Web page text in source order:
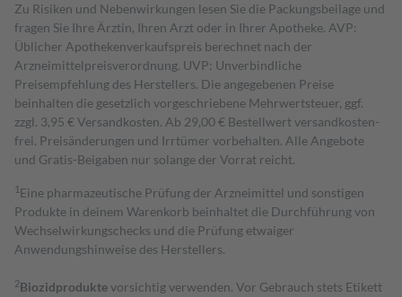
Zu Risiken und Nebenwirkungen lesen Sie die Packungsbeilage und
fragen Sie Ihre Ärztin, Ihren Arzt oder in Ihrer Apotheke. AVP:
Üblicher Apothekenverkaufspreis berechnet nach der
Arzneimittelpreisverordnung. UVP: Unverbindliche
Preisempfehlung des Herstellers. Die angegebenen Preise
beinhalten die gesetzlich vorgeschriebene Mehrwertsteuer, ggf.
zzgl. 3,95 € Versandkosten. Ab 29,00 € Bestell­wert versand­kosten­
frei. Preisänderungen und Irrtümer vorbehalten. Alle Angebote
und Gratis-Beigaben nur solange der Vorrat reicht.
1 Eine pharmazeutische Prüfung der Arzneimittel und sonstigen
Produkte in deinem Warenkorb beinhaltet die Durchführung von
Wechselwirkungschecks und die Prüfung etwaiger
Anwendungshinweise des Herstellers.
2Biozidproduktevorsichtig verwenden. Vor Gebrauch stets Etikett